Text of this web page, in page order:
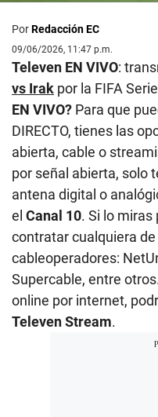
PorRedacción EC
09/06/2026, 11:47 p.m.
Televen EN VIVO:
vs Irak por la FIFA
EN VIVO? Para que
DIRECTO, tienes las
abierta, cable o
por señal abierta, solo
antena digital o
el Canal 10. Si lo miras
contratar cualquiera
cableoperadores:
Supercable, entre
online por internet,
Televen Stream.